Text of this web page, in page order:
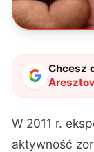
Chcesz
W 2011 r.
aktywność